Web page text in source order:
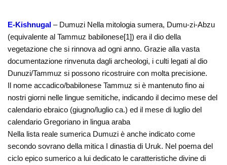
E-Kishnugal – Dumuzi Nella mitologia sumera, Dumu-zi-Abzu
(equivalente al Tammuz babilonese[1]) era il dio della
vegetazione che si rinnova ad ogni anno. Grazie alla vasta
documentazione rinvenuta dagli archeologi, i culti legati al dio
Dunuzi/Tammuz si possono ricostruire con molta precisione.
Il nome accadico/babilonese Tammuz si è mantenuto fino ai
nostri giorni nelle lingue semitiche, indicando il decimo mese del
calendario ebraico (giugno/luglio ca.) ed il mese di luglio del
calendario Gregoriano in lingua araba
Nella lista reale sumerica Dumuzi è anche indicato come
secondo sovrano della mitica I dinastia di Uruk. Nel poema del
ciclo epico sumerico a lui dedicato le caratteristiche divine di